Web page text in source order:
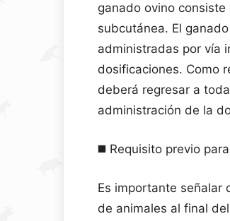
ganado ovino
subcutánea. El
administradas por vía
dosificaciones. Como
deberá regresar a
administración de la
◼️ Requisito previo
Es importante señalar
de animales al final